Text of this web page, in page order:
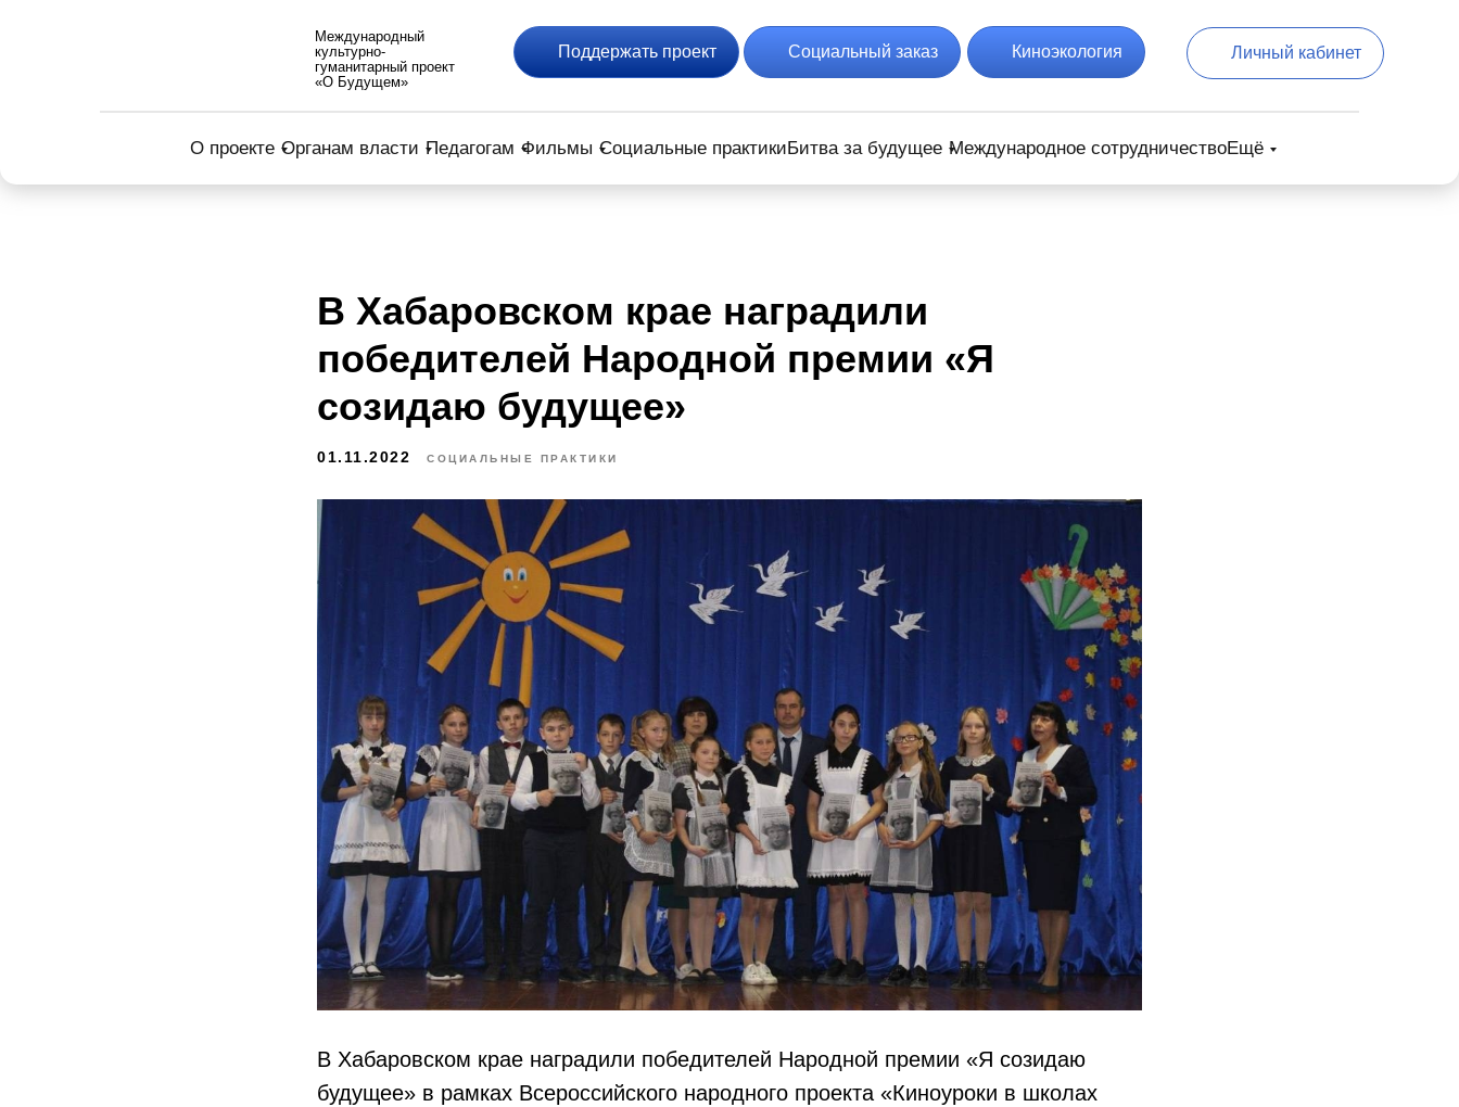
О проекте Органам власти Педагогам Фильмы Социальные практикиБитва за будущее Международное сотрудничествоЕщё
Личный кабинет
Международный
культурно-
гуманитарный проект
«О Будущем»
Социальный заказ
Поддержать проект Киноэкология
В Хабаровском крае наградили
победителей Народной премии «Я
созидаю будущее»
01.11.2022 СОЦИАЛЬНЫЕ ПРАКТИКИ
В Хабаровском крае наградили победителей Народной премии «Я созидаю
будущее» в рамках Всероссийского народного проекта «Киноуроки в школах